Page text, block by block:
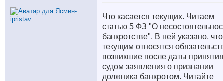
Что касается текущих. Читаем
статью 5 ФЗ "О
банкротстве". В ней указано,
текущим относятся
возникшие после даты принятия
судом заявления о признании
должника банкротом. Читайте